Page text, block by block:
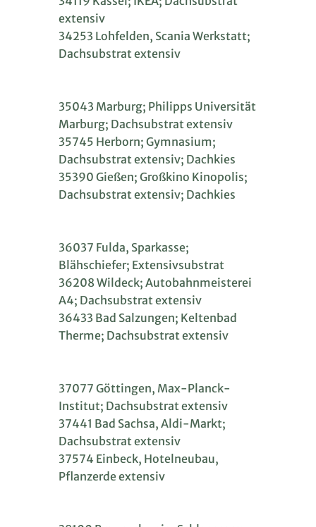
extensiv
34253 Lohfelden, Scania Werkstatt;
Dachsubstrat extensiv
35043 Marburg; Philipps Universität
Marburg; Dachsubstrat extensiv
35745 Herborn; Gymnasium;
Dachsubstrat extensiv; Dachkies
35390 Gießen; Großkino Kinopolis;
Dachsubstrat extensiv; Dachkies
36037 Fulda, Sparkasse;
Blähschiefer; Extensivsubstrat
36208 Wildeck; Autobahnmeisterei
A4; Dachsubstrat extensiv
36433 Bad Salzungen; Keltenbad
Therme; Dachsubstrat extensiv
37077 Göttingen, Max-Planck-
Institut; Dachsubstrat extensiv
37441 Bad Sachsa, Aldi-Markt;
Dachsubstrat extensiv
37574 Einbeck, Hotelneubau,
Pflanzerde extensiv